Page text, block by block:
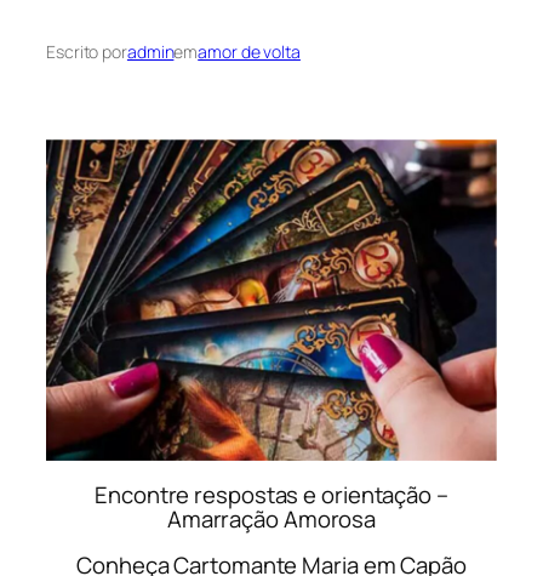
Escrito poradminemamor de volta
Encontre respostas e orientação –
Amarração Amorosa
Conheça Cartomante Maria em Capão